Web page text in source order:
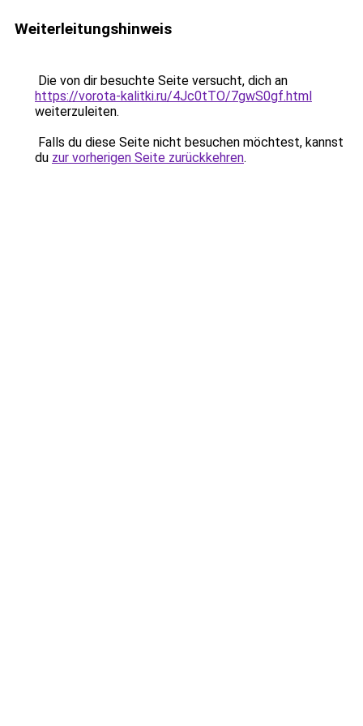
Weiterleitungshinweis
Die von dir besuchte Seite versucht, dich an
https://vorota-kalitki.ru/4Jc0tTO/7gwS0gf.html
weiterzuleiten.
Falls du diese Seite nicht besuchen möchtest, kannst
du zur vorherigen Seite zurückkehren.